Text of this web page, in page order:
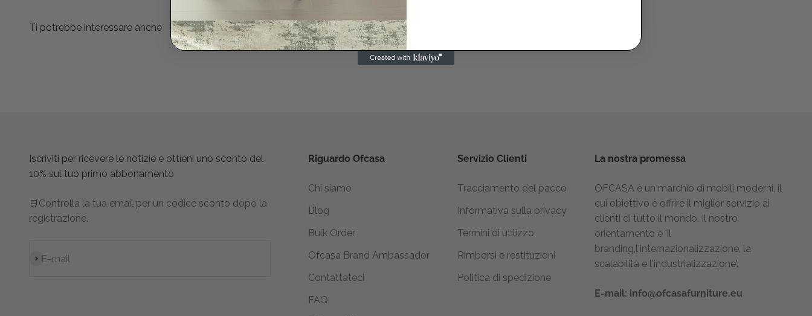
Iscriviti per ricevere le notizie e ottieni uno sconto del
10% sul tuo primo abbonamento
🛒Controlla la tua email per un codice sconto dopo la
registrazione.
E-mail
Iscriviti alla newsletter
Riguardo Ofcasa
Chi siamo
Blog
Bulk Order
Ofcasa Brand Ambassador
Contattateci
FAQ
Servizio Clienti
Tracciamento del pacco
Informativa sulla privacy
Termini di utilizzo
Rimborsi e restituzioni
Politica di spedizione
La nostra promessa
OFCASA è un marchio di mobili moderni, il
cui obiettivo è offrire il miglior servizio ai
clienti di tutto il mondo. Il nostro
orientamento è 'il
branding,l'internazionalizzazione, la
scalabilità e l'industrializzazione'.
E-mail: info@ofcasafurniture.eu